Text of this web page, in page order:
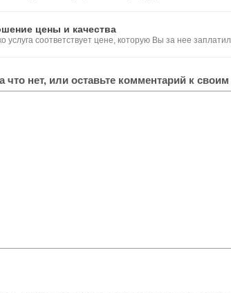
цены и качества
услуга соответствует цене, которую Вы за нее
что нет, или оставьте комментарий к